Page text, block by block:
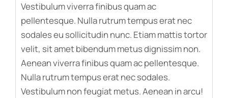
Vestibulum viverra finibus quam ac
pellentesque. Nulla rutrum tempus erat nec
sodales eu sollicitudin nunc. Etiam mattis tortor
velit, sit amet bibendum metus dignissim non.
Aenean viverra finibus quam ac pellentesque.
Nulla rutrum tempus erat nec sodales.
Vestibulum non feugiat metus. Aenean in arcu!